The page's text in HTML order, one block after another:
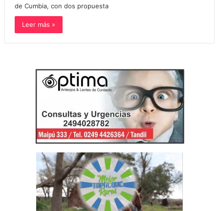
de Cumbia, con dos propuesta
Leer más »